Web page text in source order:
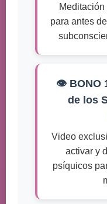
para antes
👁️ BONO
de los
Video
activar y
psíquicos